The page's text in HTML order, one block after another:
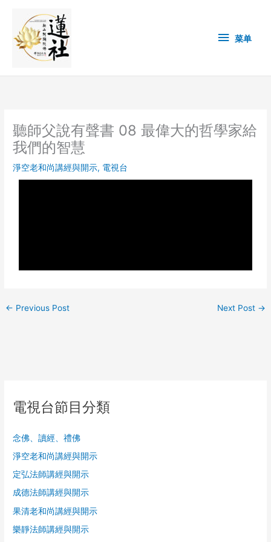
content
单 菜单
聽師父說有聲書 08 最偉大的哲學家給
我們的智慧
淨空老和尚講經與開示, 電視台
← Previous Post Next Post →
電視台節目分類
念佛、讀經、禮佛
淨空老和尚講經與開示
定弘法師講經與開示
成德法師講經與開示
果清老和尚講經與開示
樂靜法師講經與開示